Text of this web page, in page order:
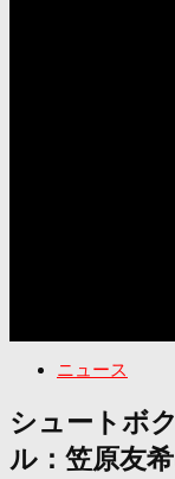
ニュース
シュートボ
ル：笠原友